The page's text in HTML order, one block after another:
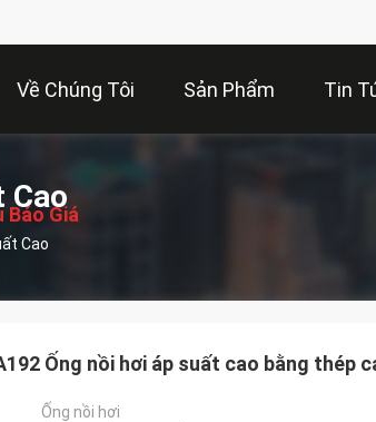
Về Chúng Tôi Sản Phẩm Tin
Báo Giá
Cao
Cao
Ống nồi hơi áp suất cao bằng thép
Ống nồi hơi